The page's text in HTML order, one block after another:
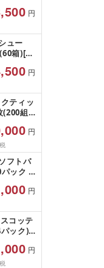
耗品 ま
品 ボ
送不可
円
ュー
箱)[離
用品 消
生活
ュ [配
県]
円
ティッ
(200組)
円
フトパ
ック -
用品 雑
備品 ま
トック
格改定
円
コッテ
ック)
円